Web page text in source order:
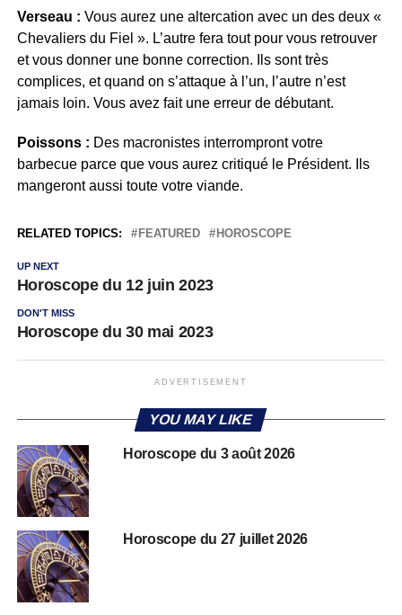
Verseau : Vous aurez une altercation avec un des deux «
Chevaliers du Fiel ». L’autre fera tout pour vous retrouver
et vous donner une bonne correction. Ils sont très
complices, et quand on s’attaque à l’un, l’autre n’est
jamais loin. Vous avez fait une erreur de débutant.
Poissons : Des macronistes interrompront votre
barbecue parce que vous aurez critiqué le Président. Ils
mangeront aussi toute votre viande.
RELATED TOPICS: FEATURED HOROSCOPE
UP NEXT
Horoscope du 12 juin 2023
DON'T MISS
Horoscope du 30 mai 2023
ADVERTISEMENT
YOU MAY LIKE
Horoscope du 3 août 2026
Horoscope du 27 juillet 2026